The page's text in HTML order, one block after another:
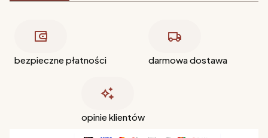
bezpieczne płatności darmowa dostawa
opinie klientów